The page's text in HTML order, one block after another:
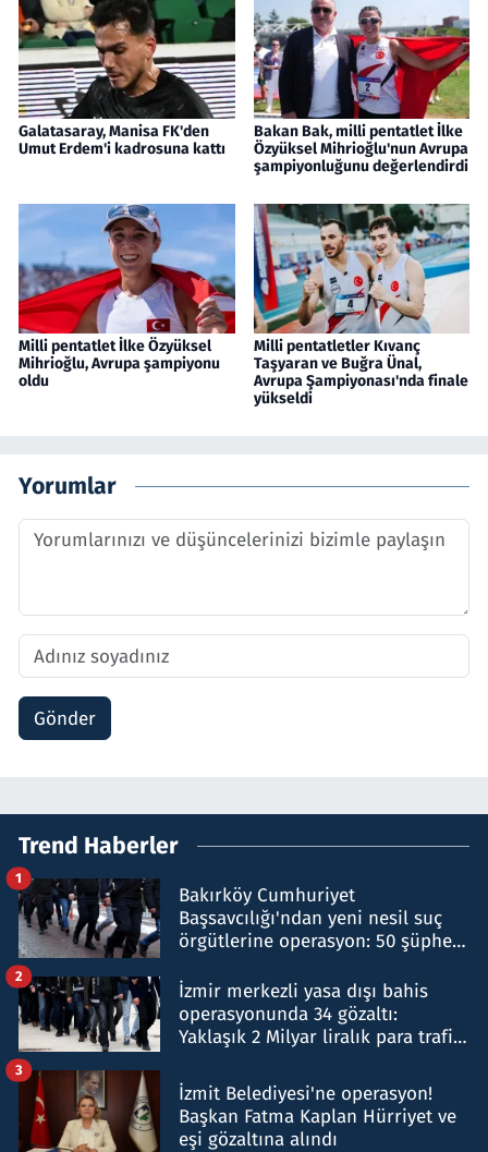
Galatasaray, Manisa FK'den
Umut Erdem'i kadrosuna kattı
Bakan Bak, milli pentatlet İlke
Özyüksel Mihrioğlu'nun Avrupa
şampiyonluğunu değerlendirdi
Milli pentatlet İlke Özyüksel
Mihrioğlu, Avrupa şampiyonu
oldu
Milli pentatletler Kıvanç
Taşyaran ve Buğra Ünal,
Avrupa Şampiyonası'nda finale
yükseldi
Yorumlar
Gönder
Trend Haberler
Bakırköy Cumhuriyet
Başsavcılığı'ndan yeni nesil suç
örgütlerine operasyon: 50 şüpheli
1
İzmir merkezli yasa dışı bahis
operasyonunda 34 gözaltı:
Yaklaşık 2 Milyar liralık para trafiği
2
İzmit Belediyesi'ne operasyon!
Başkan Fatma Kaplan Hürriyet ve
eşi gözaltına alındı
3